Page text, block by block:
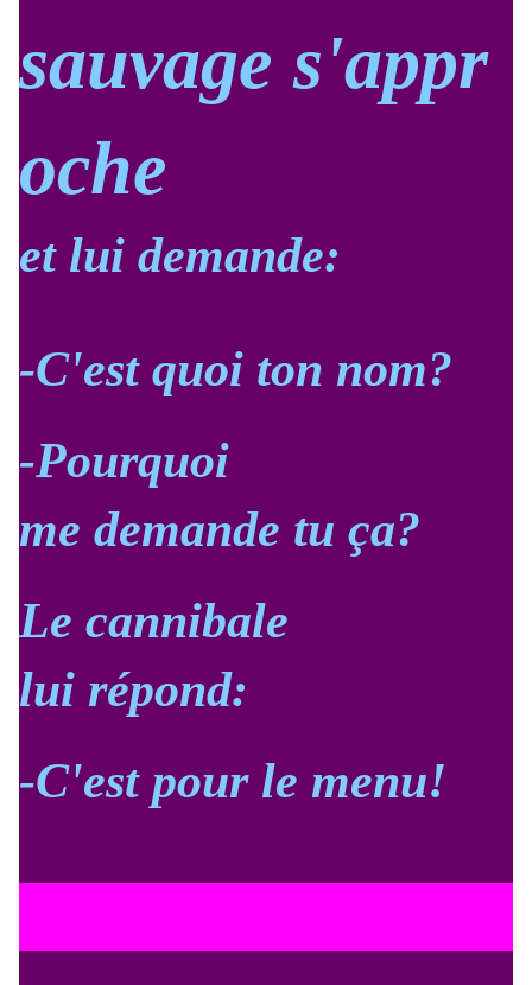
sauvage s'appr
oche
et lui demande:
-C'est quoi ton nom?
-Pourquoi
me demande tu ça?
Le cannibale
lui répond:
-C'est pour le menu!